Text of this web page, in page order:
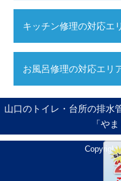
キッチン修理の対応エ
お風呂修理の対応エリ
山口のトイレ・台所の排水
「や